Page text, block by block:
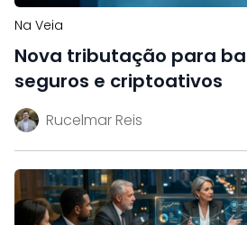
Na Veia
Nova tributação para
seguros e criptoativos
Rucelmar Reis